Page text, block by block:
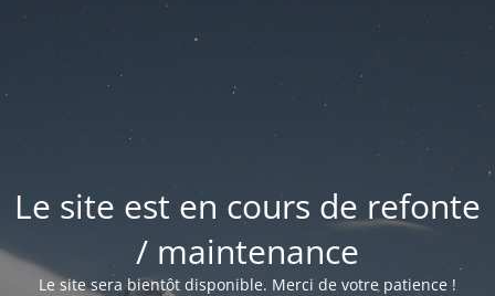
Le site est en cours de refonte
/ maintenance
Le site sera bientôt disponible. Merci de votre patience !